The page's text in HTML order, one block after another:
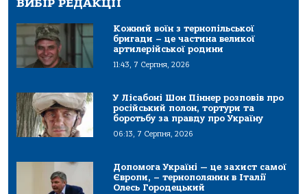
ВИБІР РЕДАКЦІЇ
Кожний воїн з тернопільської
бригади – це частина великої
артилерійської родини
11:43, 7 Серпня, 2026
У Лісабоні Шон Піннер розповів про
російський полон, тортури та
боротьбу за правду про Україну
06:13, 7 Серпня, 2026
Допомога Україні — це захист самої
Європи, – тернополянин в Італії
Олесь Городецький